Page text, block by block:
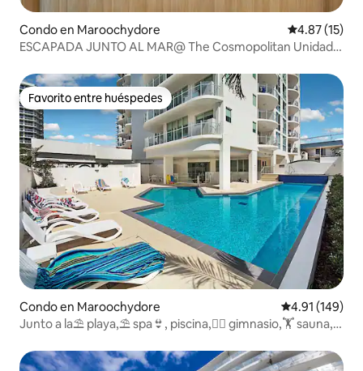
Condo en Maroochydore Calificación
4.87 (15)
ESCAPADA JUNTO AL MAR@ The Cosmopolitan Unidad
Favorito entre huéspedes
Favorito entre huéspedes
Condo en Maroochydore Calificación
4.91 (149)
Junto a la⛱ playa,⛱ spa👙, piscina,🏊‍♀️ gimnasio,🏋️ sauna,